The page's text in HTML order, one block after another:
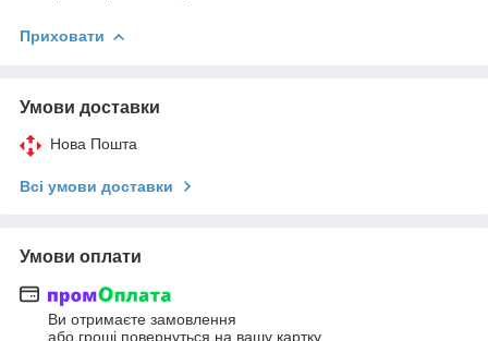
Приховати
Умови доставки
Нова Пошта
Всі умови доставки
Умови оплати
Ви отримаєте замовлення
або гроші повернуться на вашу картку